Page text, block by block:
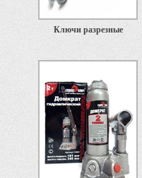
Ключи разрезные